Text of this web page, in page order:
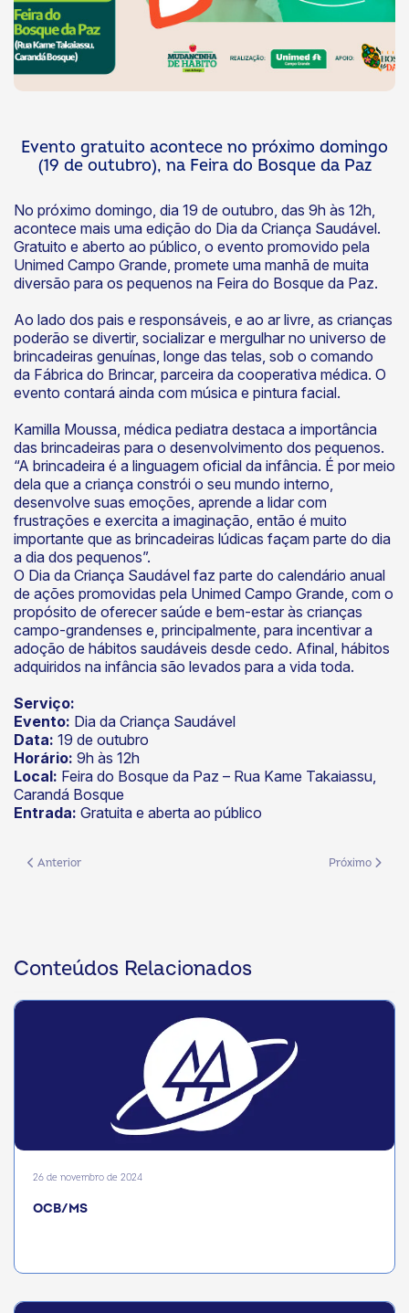
Evento gratuito acontece no próximo domingo
(19 de outubro), na Feira do Bosque da Paz
No próximo domingo, dia 19 de outubro, das 9h às 12h,
acontece mais uma edição do Dia da Criança Saudável.
Gratuito e aberto ao público, o evento promovido pela
Unimed Campo Grande, promete uma manhã de muita
diversão para os pequenos na Feira do Bosque da Paz.
Ao lado dos pais e responsáveis, e ao ar livre, as crianças
poderão se divertir, socializar e mergulhar no universo de
brincadeiras genuínas, longe das telas, sob o comando
da Fábrica do Brincar, parceira da cooperativa médica. O
evento contará ainda com música e pintura facial.
Kamilla Moussa, médica pediatra destaca a importância
das brincadeiras para o desenvolvimento dos pequenos.
“A brincadeira é a linguagem oficial da infância. É por meio
dela que a criança constrói o seu mundo interno,
desenvolve suas emoções, aprende a lidar com
frustrações e exercita a imaginação, então é muito
importante que as brincadeiras lúdicas façam parte do dia
a dia dos pequenos”.
O Dia da Criança Saudável faz parte do calendário anual
de ações promovidas pela Unimed Campo Grande, com o
propósito de oferecer saúde e bem-estar às crianças
campo-grandenses e, principalmente, para incentivar a
adoção de hábitos saudáveis desde cedo. Afinal, hábitos
adquiridos na infância são levados para a vida toda.
Serviço:
Evento: Dia da Criança Saudável
Data: 19 de outubro
Horário: 9h às 12h
Local: Feira do Bosque da Paz – Rua Kame Takaiassu,
Carandá Bosque
Entrada: Gratuita e aberta ao público
Artigo anterior: No crédito ou no débito? No coop!
Anterior Próximo
Próximo
Conteúdos Relacionados
26 de novembro de 2024
OCB/MS